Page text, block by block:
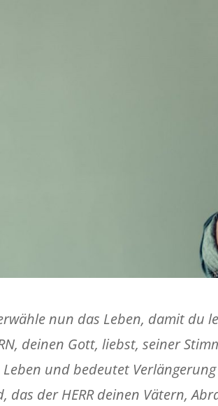
nun das Leben, damit du
deinen Gott, liebst, seiner
und bedeutet
das der HERR deinen Vätern,